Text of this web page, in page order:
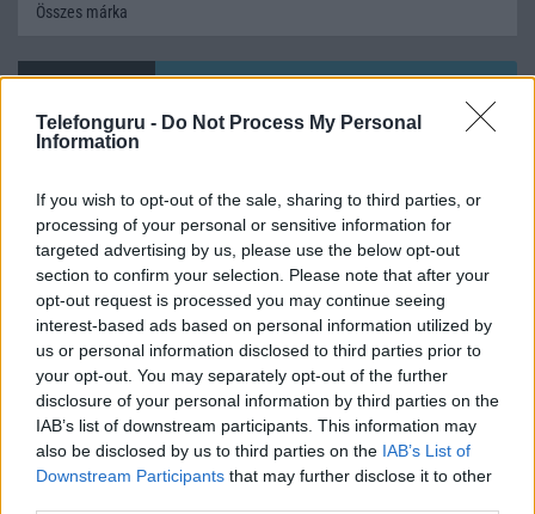
Telefonguru - Do Not Process My Personal
Information
If you wish to opt-out of the sale, sharing to third parties, or
processing of your personal or sensitive information for
targeted advertising by us, please use the below opt-out
section to confirm your selection. Please note that after your
opt-out request is processed you may continue seeing
interest-based ads based on personal information utilized by
us or personal information disclosed to third parties prior to
your opt-out. You may separately opt-out of the further
disclosure of your personal information by third parties on the
IAB’s list of downstream participants. This information may
also be disclosed by us to third parties on the IAB’s List of
Downstream Participants that may further disclose it to other
Összes márka
Mennyibe kerül
Keressen a telefonboltok ajánlatai között!
TELEFONOK GYORSLISTA
Márka :
Tipus :